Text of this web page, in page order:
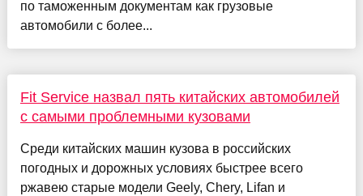
по таможенным документам как грузовые
автомобили с более...
Fit Service назвал пять китайских автомобилей
с самыми проблемными кузовами
Среди китайских машин кузова в российских
погодных и дорожных условиях быстрее всего
ржавею старые модели Geely, Chery, Lifan и